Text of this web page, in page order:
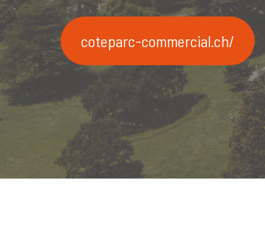
coteparc-commercial.ch/